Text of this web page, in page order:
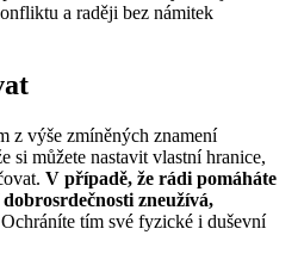
a raději bez námitek
z výše zmíněných znamení
si můžete nastavit vlastní hranice,
V případě, že rádi pomáháte
zneužívá,
Ochráníte tím své fyzické i duševní